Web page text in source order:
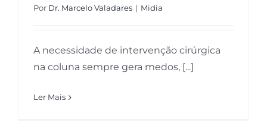
Por Dr. Marcelo Valadares | Midia
A necessidade de intervenção cirúrgica
na coluna sempre gera medos, [...]
Ler Mais